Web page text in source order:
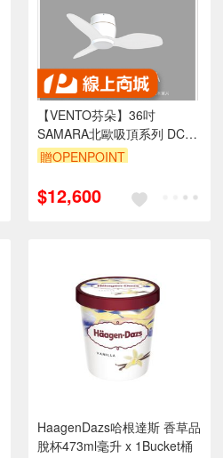
【VENTO芬朵】36吋
SAMARA北歐吸頂系列 DC直
流馬達 有燈/無燈款 遙控吊扇
木紋/鐵灰木紋實木葉片 台灣
製造
贈OPENPOINT
$12,600
HaagenDazs哈根達斯 香草品
脫杯473ml毫升 x 1Bucket桶